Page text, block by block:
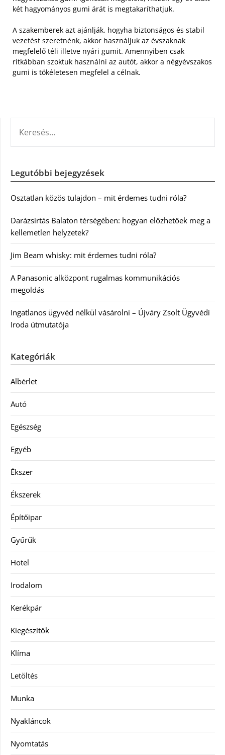
két hagyományos gumi árát is megtakaríthatjuk.
A szakemberek azt ajánlják, hogyha biztonságos és stabil
vezetést szeretnénk, akkor használjuk az évszaknak
megfelelő téli illetve nyári gumit. Amennyiben csak
ritkábban szoktuk használni az autót, akkor a négyévszakos
gumi is tökéletesen megfelel a célnak.
Legutóbbi bejegyzések
Osztatlan közös tulajdon – mit érdemes tudni róla?
Darázsirtás Balaton térségében: hogyan előzhetőek meg a
kellemetlen helyzetek?
Jim Beam whisky: mit érdemes tudni róla?
A Panasonic alközpont rugalmas kommunikációs
megoldás
Ingatlanos ügyvéd nélkül vásárolni – Újváry Zsolt Ügyvédi
Iroda útmutatója
Kategóriák
Albérlet
Autó
Egészség
Egyéb
Ékszer
Ékszerek
Építőipar
Gyűrűk
Hotel
Irodalom
Kerékpár
Kiegészítők
Klíma
Letöltés
Munka
Nyakláncok
Nyomtatás